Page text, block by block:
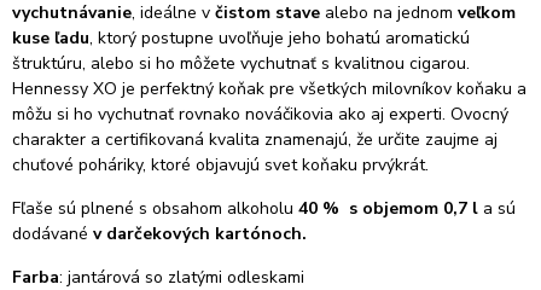
vychutnávanie, ideálne v čistom stave alebo na jednom veľkom
kuse ľadu, ktorý postupne uvoľňuje jeho bohatú aromatickú
štruktúru, alebo si ho môžete vychutnať s kvalitnou cigarou.
Hennessy XO je perfektný koňak pre všetkých milovníkov koňaku a
môžu si ho vychutnať rovnako nováčikovia ako aj experti. Ovocný
charakter a certifikovaná kvalita znamenajú, že určite zaujme aj
chuťové poháriky, ktoré objavujú svet koňaku prvýkrát.
Fľaše sú plnené s obsahom alkoholu 40 % s objemom 0,7 l a sú
dodávané v darčekových kartónoch.
Farba: jantárová so zlatými odleskami